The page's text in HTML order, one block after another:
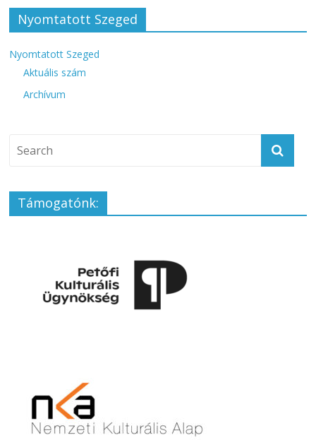
Nyomtatott Szeged
Nyomtatott Szeged
Aktuális szám
Archívum
Támogatónk: